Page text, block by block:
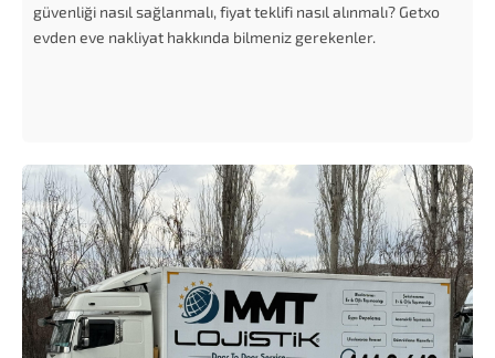
güvenliği nasıl sağlanmalı, fiyat teklifi nasıl alınmalı? Getxo
evden eve nakliyat hakkında bilmeniz gerekenler.